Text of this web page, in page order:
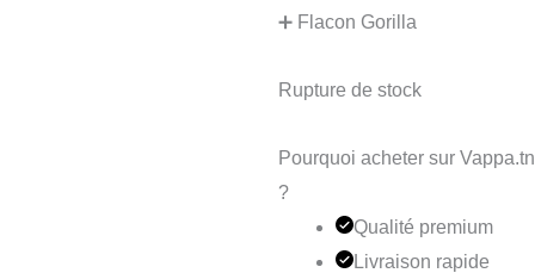
➕ Flacon Gorilla
Rupture de stock
Pourquoi acheter sur Vappa.tn
?
Qualité premium
Livraison rapide